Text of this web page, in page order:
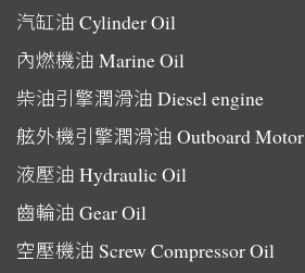
汽缸油 Cylinder Oil
內燃機油 Marine Oil
柴油引擎潤滑油 Diesel engine
舷外機引擎潤滑油 Outboard Motor
液壓油 Hydraulic Oil
齒輪油 Gear Oil
空壓機油 Screw Compressor Oil